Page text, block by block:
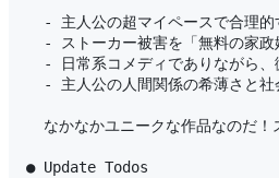
- 主人公の超マイペースで合理的
- ストーカー被害を「無料の家
- 日常系コメディでありながら、
- 主人公の人間関係の希薄さと
なかなかユニークな作品なのだ
● Update Todos